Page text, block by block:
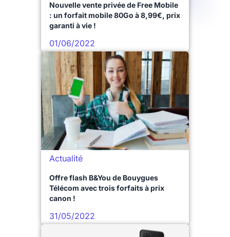
Nouvelle vente privée de Free Mobile
: un forfait mobile 80Go à 8,99€, prix
garanti à vie !
01/06/2022
Actualité
Offre flash B&You de Bouygues
Télécom avec trois forfaits à prix
canon !
31/05/2022